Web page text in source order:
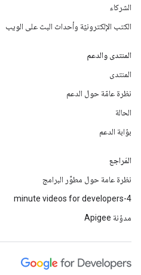
الشركاء
الكتب الإلكترونيّة وأحداث البث على الويب
المنتدى والدعم
المنتدى
نظرة عامّة حول الدعم
الحالة
بوّابة الدعم
المَراجع
نظرة عامة حول مطوِّر البرامج
4-minute videos for developers
مدوّنة Apigee